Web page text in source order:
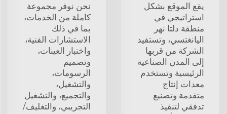
يقع الموقع بشكل
استراتيجي في
منطقة دلتا نهر
اليانغتسي، وتستفيد
الشركة من قربها
إلى المدن الصناعية
الرئيسية وتستخدم
معدات إنتاج
متقدمة وتصنيع
تدفقي لتنفيذ
نحن نوفر مجموعة
كاملة من الخدمات،
بما في ذلك
الاستشارات الفنية،
واختبار العينات،
وتصميم
الرسومات،
والتشغيل،
والتجميع، والتشغيل
التجريبي، والتغليف/